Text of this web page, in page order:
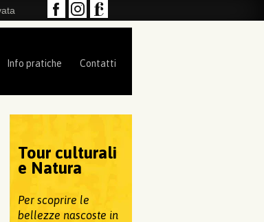
Info pratiche Contatti
Tour culturali
e Natura
Per scoprire le
bellezze nascoste in